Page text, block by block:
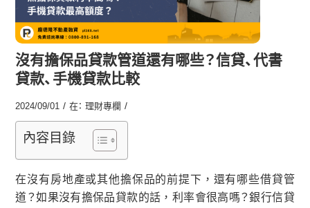
沒有擔保品貸款管道還有哪些？信貸、代書
貸款、手機貸款比較
2024/09/01 / 在：理財專欄 /
內容目錄
在沒有房地產或其他擔保品的前提下，還有哪些借貸管
道？如果沒有擔保品貸款的話，利率會很高嗎？銀行信貸